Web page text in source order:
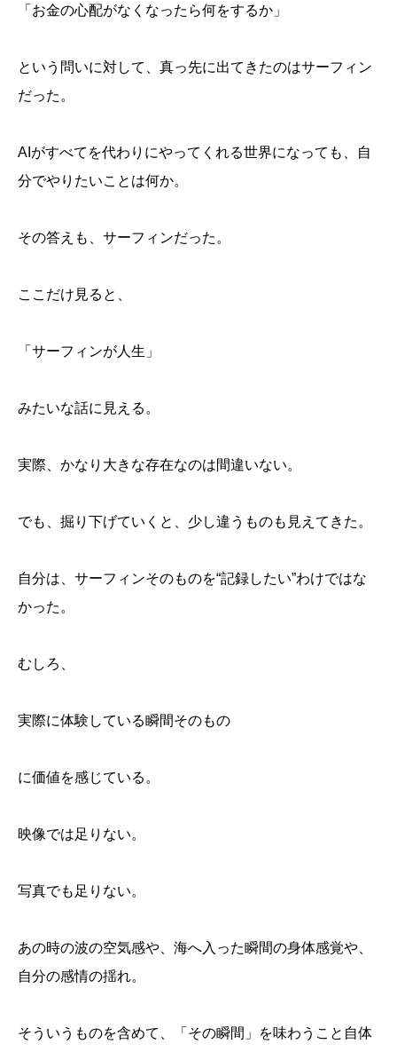
「お金の心配がなくなったら何をするか」
という問いに対して、真っ先に出てきたのはサーフィン
だった。
AIがすべてを代わりにやってくれる世界になっても、自
分でやりたいことは何か。
その答えも、サーフィンだった。
ここだけ見ると、
「サーフィンが人生」
みたいな話に見える。
実際、かなり大きな存在なのは間違いない。
でも、掘り下げていくと、少し違うものも見えてきた。
自分は、サーフィンそのものを“記録したい”わけではな
かった。
むしろ、
実際に体験している瞬間そのもの
に価値を感じている。
映像では足りない。
写真でも足りない。
あの時の波の空気感や、海へ入った瞬間の身体感覚や、
自分の感情の揺れ。
そういうものを含めて、「その瞬間」を味わうこと自体